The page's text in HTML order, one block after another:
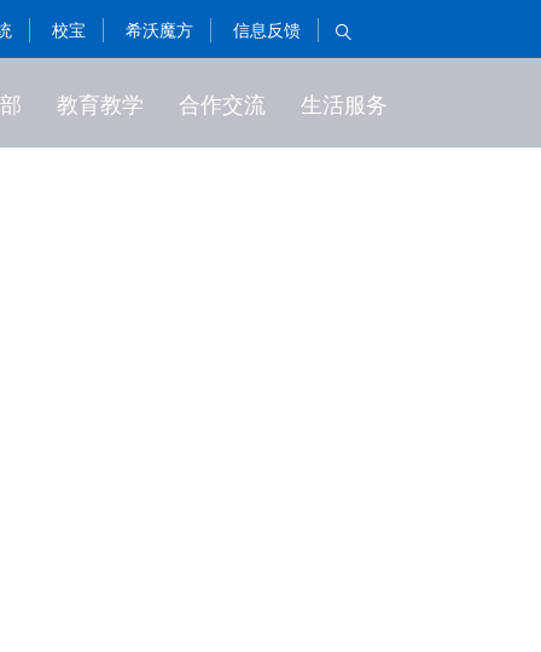
校宝 希沃魔方 信息反馈 
教育教学 合作交流 生活服务